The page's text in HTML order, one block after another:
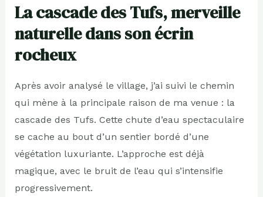
La cascade des Tufs, merveille
naturelle dans son écrin
rocheux
Après avoir analysé le village, j’ai suivi le chemin
qui mène à la principale raison de ma venue : la
cascade des Tufs. Cette chute d’eau spectaculaire
se cache au bout d’un sentier bordé d’une
végétation luxuriante. L’approche est déjà
magique, avec le bruit de l’eau qui s’intensifie
progressivement.